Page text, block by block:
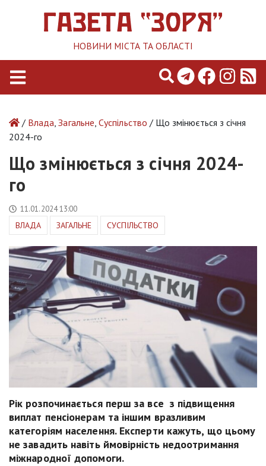
НОВИНИ МІСТА ТА ОБЛАСТІ
/ Влада ,Загальне ,Суспільство / Що змінюється з січня
2024-го
Що змінюється з січня 2024-
го
11.01.2024 13:00
ВЛАДА ЗАГАЛЬНЕ СУСПІЛЬСТВО
Рік розпочинається перш за все з підвищення
виплат пенсіонерам та іншим вразливим
категоріям населення. Експерти кажуть, що цьому
не завадить навіть ймовірність недоотримання
міжнародної допомоги.